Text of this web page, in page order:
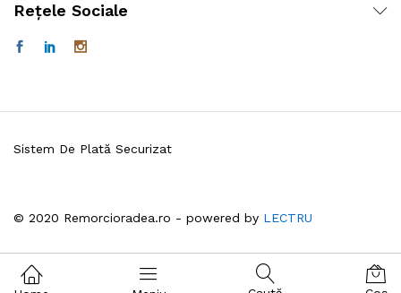
Rețele Sociale
© 2020 Remorcioradea.ro - powered by LECTRU
Sistem De Plată Securizat